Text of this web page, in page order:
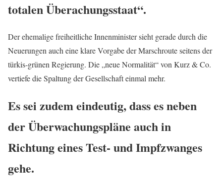
totalen Überachungsstaat“.
Der ehemalige freiheitliche Innenminister sieht gerade durch die
Neuerungen auch eine klare Vorgabe der Marschroute seitens der
türkis-grünen Regierung. Die „neue Normalität“ von Kurz & Co.
vertiefe die Spaltung der Gesellschaft einmal mehr.
Es sei zudem eindeutig, dass es neben
der Überwachungspläne auch in
Richtung eines Test- und Impfzwanges
gehe.